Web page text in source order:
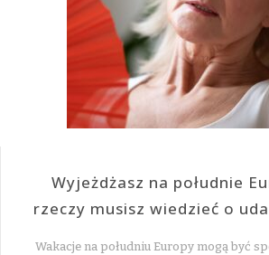
Wyjeżdżasz na południe
rzeczy musisz wiedzieć o
Wakacje na południu Europy mogą być